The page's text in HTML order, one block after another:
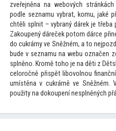
zveřejněna na webových
podle seznamu vybrat, komu, jaké
chtěli splnit – vybraný dárek je třeba
Zakoupený dáreček potom dárce
do cukrárny ve Sněžném, ato
bude v seznamu na webu označen
splněno. Kromětoho je na děti z
celoročně přispět libovolnou
umístěna v cukrárně ve Sněžném.
použity na dokoupení nesplněných